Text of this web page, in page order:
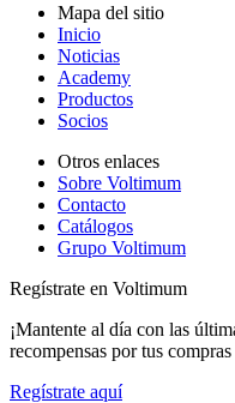
Mapa del sitio
Inicio
Noticias
Academy
Productos
Socios
Otros enlaces
Sobre Voltimum
Contacto
Catálogos
Grupo Voltimum
Regístrate en Voltimum
¡Mantente al día con las
recompensas por tus
Regístrate aquí